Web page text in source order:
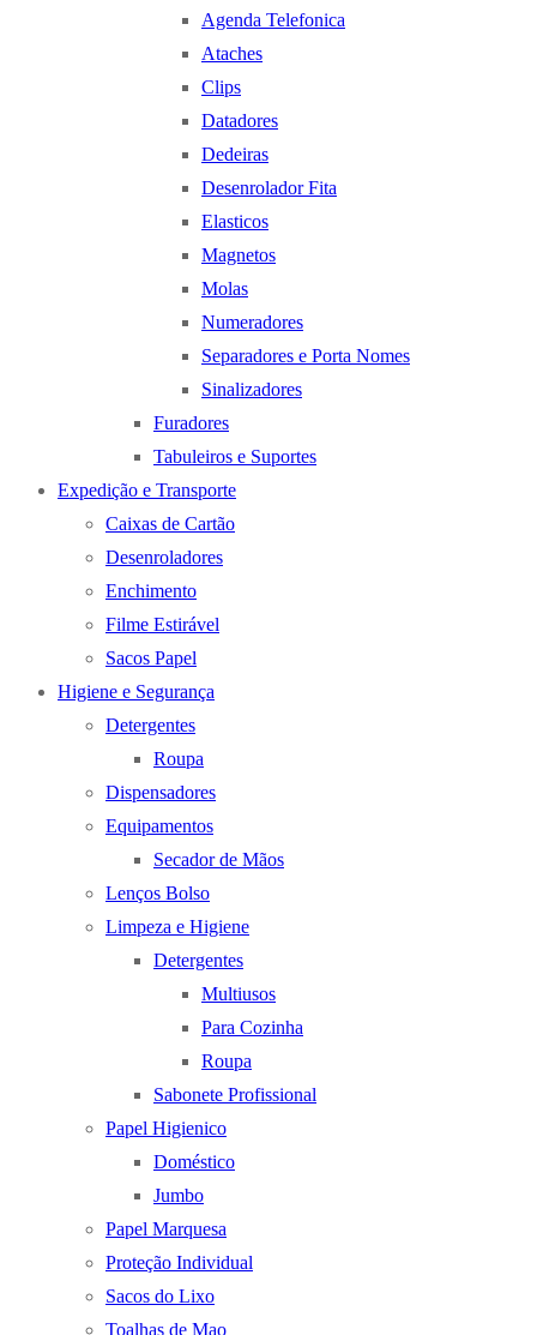
Agenda Telefonica
Ataches
Clips
Datadores
Dedeiras
Desenrolador Fita
Elasticos
Magnetos
Molas
Numeradores
Separadores e Porta Nomes
Sinalizadores
Furadores
Tabuleiros e Suportes
Expedição e Transporte
Caixas de Cartão
Desenroladores
Enchimento
Filme Estirável
Sacos Papel
Higiene e Segurança
Detergentes
Roupa
Dispensadores
Equipamentos
Secador de Mãos
Lenços Bolso
Limpeza e Higiene
Detergentes
Multiusos
Para Cozinha
Roupa
Sabonete Profissional
Papel Higienico
Doméstico
Jumbo
Papel Marquesa
Proteção Individual
Sacos do Lixo
Toalhas de Mao